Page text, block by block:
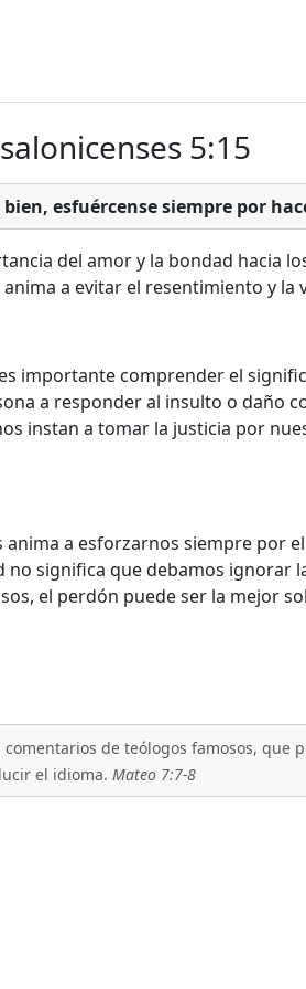
5:15
esfuércense siempre por
del amor y la bondad hacia
a evitar el resentimiento y la
importante comprender el
a responder al insulto o daño
instan a tomar la justicia por
anima a esforzarnos siempre por
no significa que debamos
el perdón puede ser la mejor
de teólogos famosos,
el idioma. Mateo 7:7-8